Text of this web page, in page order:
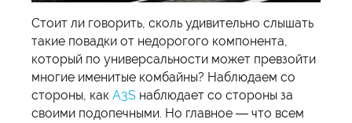
Стоит ли говорить, сколь удивительно слышать
такие повадки от недорогого компонента,
который по универсальности может превзойти
многие именитые комбайны? Наблюдаем со
стороны, как A3S наблюдает со стороны за
своими подопечными. Но главное — что всем